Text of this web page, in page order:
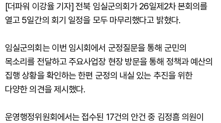
[더파워 이강율 기자] 전북 임실군의회가 26일제2차 본회의를
열고 5일간의 회기 일정을 모두 마무리했다고 밝혔다.
임실군의회는 이번 임시회에서 군정질문을 통해 군민의
목소리를 전달하고 주요사업장 현장 방문을 통해 정책과 예산의
집행 상황을 확인하는 한편 군정의 내실 있는 추진을 위한
다양한 의견을 제시했다.
운영행정위원회에서는 접수된 17건의 안건 중 김정흠 의원이